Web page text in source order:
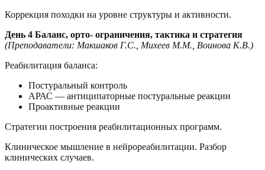
Коррекция походки на уровне структуры и активности.
День 4 Баланс, орто- ограничения, тактика и стратегия
(Преподаватели: Макшаков Г.С., Михеев М.М., Воинова К.В.)
Реабилитация баланса:
Постуральный контроль
АРАС — антиципаторные постуральные реакции
Проактивные реакции
Стратегии построения реабилитационных программ.
Клиническое мышление в нейрореабилитации. Разбор
клинических случаев.